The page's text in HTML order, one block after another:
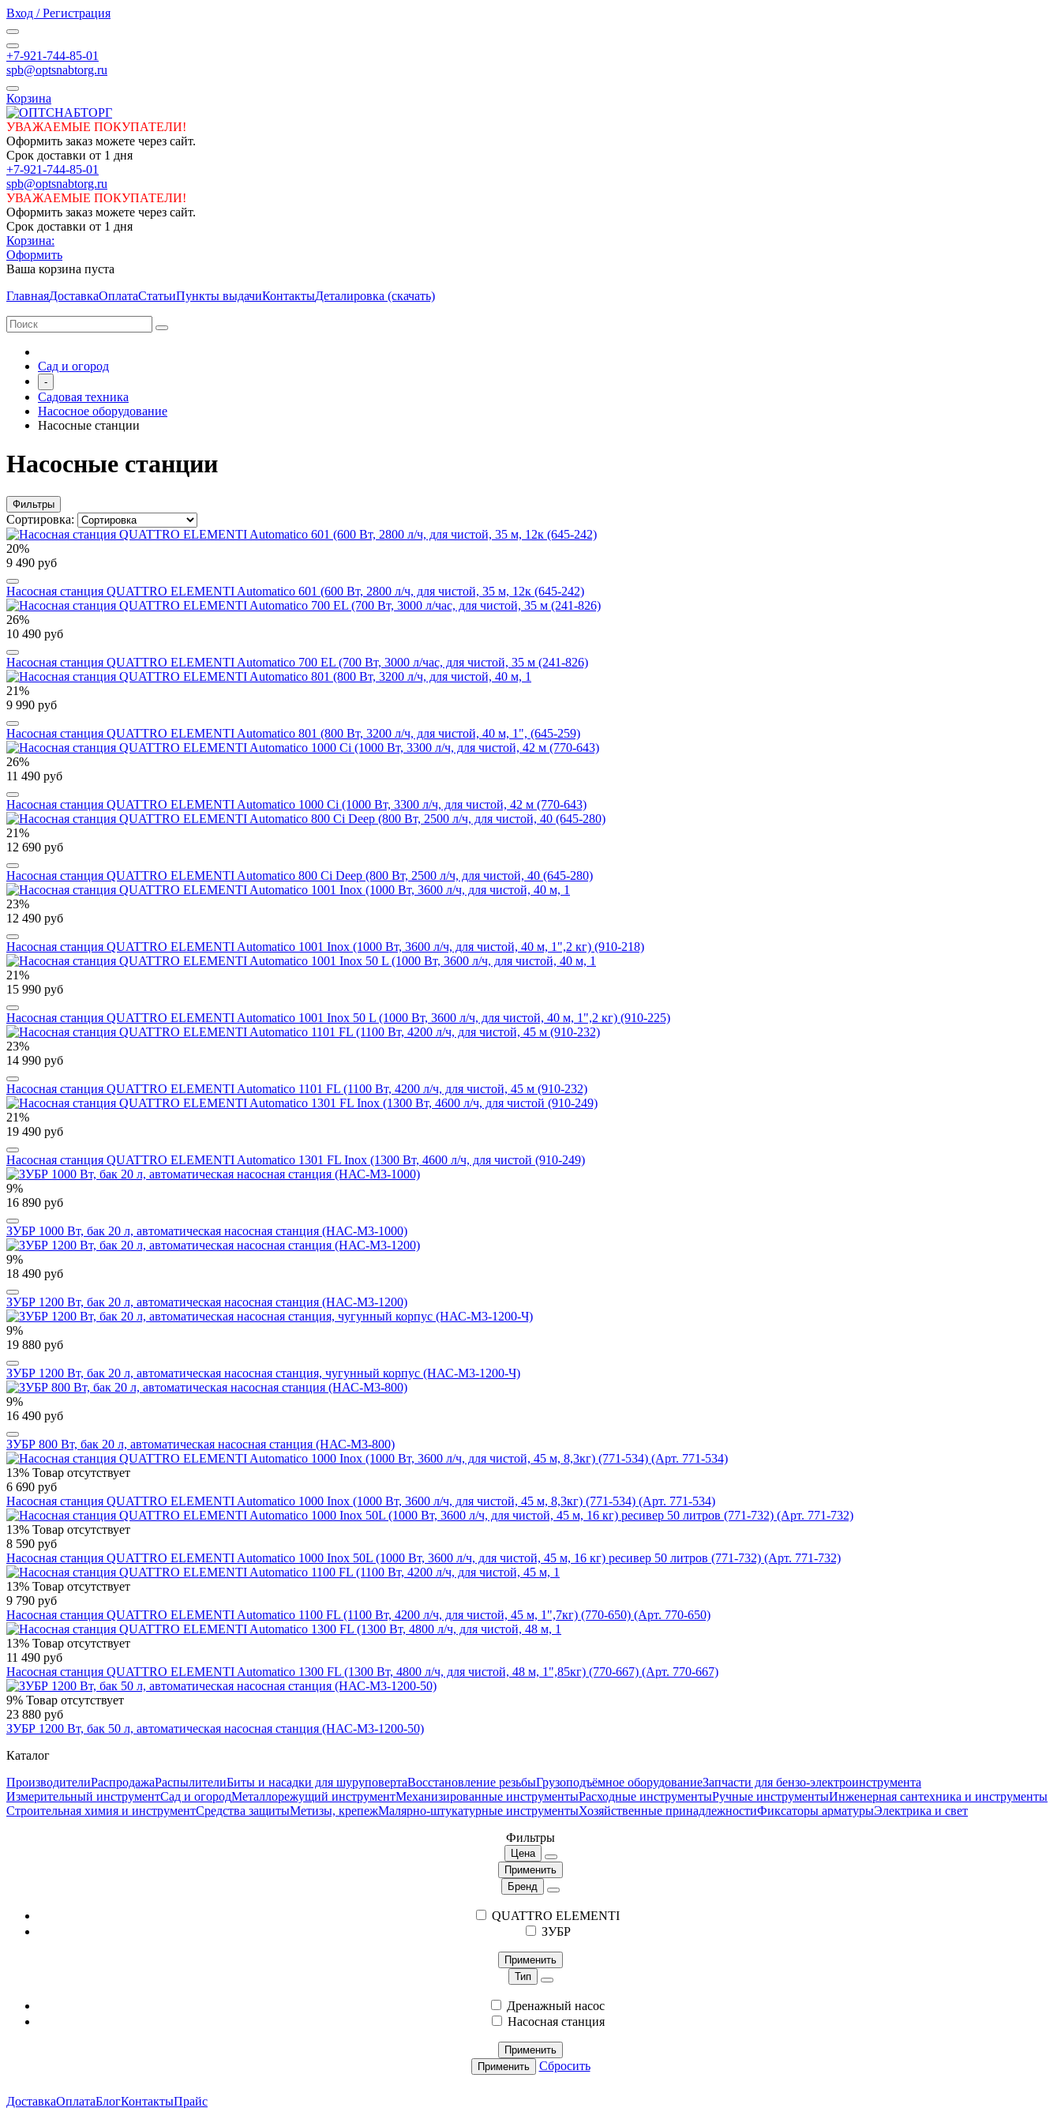
Вход / Регистрация
+7-921-744-85-01
spb@optsnabtorg.ru
Корзина
УВАЖАЕМЫЕ ПОКУПАТЕЛИ!
Оформить заказ можете через сайт.
Срок доставки от 1 дня
+7-921-744-85-01
spb@optsnabtorg.ru
УВАЖАЕМЫЕ ПОКУПАТЕЛИ!
Оформить заказ можете через сайт.
Срок доставки от 1 дня
Корзина:
Оформить
Ваша корзина пуста
ГлавнаяДоставкаОплатаСтатьиПункты выдачиКонтактыДеталировка (скачать)
Сад и огород
-
Садовая техника
Насосное оборудование
Насосные станции
Насосные станции
Фильтры
Сортировка:
20%
9 490 руб
Насосная станция QUATTRO ELEMENTI Automatico 601 (600 Вт, 2800 л/ч, для чистой, 35 м, 12к (645-242)
26%
10 490 руб
Насосная станция QUATTRO ELEMENTI Automatico 700 EL (700 Вт, 3000 л/час, для чистой, 35 м (241-826)
21%
9 990 руб
Насосная станция QUATTRO ELEMENTI Automatico 801 (800 Вт, 3200 л/ч, для чистой, 40 м, 1", (645-259)
26%
11 490 руб
Насосная станция QUATTRO ELEMENTI Automatico 1000 Ci (1000 Вт, 3300 л/ч, для чистой, 42 м (770-643)
21%
12 690 руб
Насосная станция QUATTRO ELEMENTI Automatico 800 Ci Deep (800 Вт, 2500 л/ч, для чистой, 40 (645-280)
23%
12 490 руб
Насосная станция QUATTRO ELEMENTI Automatico 1001 Inox (1000 Вт, 3600 л/ч, для чистой, 40 м, 1",2 кг) (910-218)
21%
15 990 руб
Насосная станция QUATTRO ELEMENTI Automatico 1001 Inox 50 L (1000 Вт, 3600 л/ч, для чистой, 40 м, 1",2 кг) (910-225)
23%
14 990 руб
Насосная станция QUATTRO ELEMENTI Automatico 1101 FL (1100 Вт, 4200 л/ч, для чистой, 45 м (910-232)
21%
19 490 руб
Насосная станция QUATTRO ELEMENTI Automatico 1301 FL Inox (1300 Вт, 4600 л/ч, для чистой (910-249)
9%
16 890 руб
ЗУБР 1000 Вт, бак 20 л, автоматическая насосная станция (НАС-М3-1000)
9%
18 490 руб
ЗУБР 1200 Вт, бак 20 л, автоматическая насосная станция (НАС-М3-1200)
9%
19 880 руб
ЗУБР 1200 Вт, бак 20 л, автоматическая насосная станция, чугунный корпус (НАС-М3-1200-Ч)
9%
16 490 руб
ЗУБР 800 Вт, бак 20 л, автоматическая насосная станция (НАС-М3-800)
13% Товар отсутствует
6 690 руб
Насосная станция QUATTRO ELEMENTI Automatico 1000 Inox (1000 Вт, 3600 л/ч, для чистой, 45 м, 8,3кг) (771-534) (Арт. 771-534)
13% Товар отсутствует
8 590 руб
Насосная станция QUATTRO ELEMENTI Automatico 1000 Inox 50L (1000 Вт, 3600 л/ч, для чистой, 45 м, 16 кг) ресивер 50 литров (771-732) (Арт. 771-732)
13% Товар отсутствует
9 790 руб
Насосная станция QUATTRO ELEMENTI Automatico 1100 FL (1100 Вт, 4200 л/ч, для чистой, 45 м, 1",7кг) (770-650) (Арт. 770-650)
13% Товар отсутствует
11 490 руб
Насосная станция QUATTRO ELEMENTI Automatico 1300 FL (1300 Вт, 4800 л/ч, для чистой, 48 м, 1",85кг) (770-667) (Арт. 770-667)
9% Товар отсутствует
23 880 руб
ЗУБР 1200 Вт, бак 50 л, автоматическая насосная станция (НАС-М3-1200-50)
Каталог
ПроизводителиРаспродажаРаспылителиБиты и насадки для шуруповертаВосстановление резьбыГрузоподъёмное оборудованиеЗапчасти для бензо-электроинструмента
Измерительный инструментСад и огородМеталлорежущий инструментМеханизированные инструментыРасходные инструментыРучные инструментыИнженерная сантехника и инструменты
Строительная химия и инструментСредства защитыМетизы, крепежМалярно-штукатурные инструментыХозяйственные принадлежностиФиксаторы арматурыЭлектрика и свет
Фильтры
Цена
Применить
Бренд
QUATTRO ELEMENTI
ЗУБР
Применить
Тип
Дренажный насос
Насосная станция
Применить
Применить
Сбросить
ДоставкаОплатаБлогКонтактыПрайс